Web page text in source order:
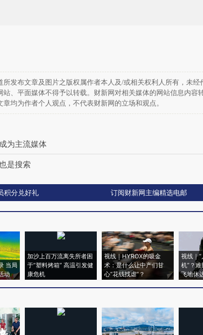
所发布文章及图片之版权属作者本人及/或相关权利人所有，未经
站、平面媒体不得予以转载。财新网对相关媒体的网站信息内容
均为作者个人观点，不代表财新网的立场和观点。
为主流媒体
是搜索
积分兑好礼 订阅财新网主编精选电邮
当局
动
加沙上百万流离失所者困
于“塑料烤箱” 高温引发健
康危机
视线｜HYROX的吸金
术：是什么让中产们甘
心“花钱找虐”？
视线｜
机”？
飞地休